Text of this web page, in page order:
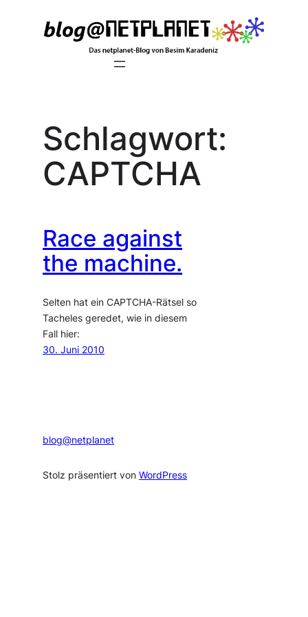
Schlagwort:
CAPTCHA
Race against
the machine.
Selten hat ein CAPTCHA-Rätsel so
Tacheles geredet, wie in diesem
Fall hier:
30. Juni 2010
blog@netplanet
Stolz präsentiert vonWordPress